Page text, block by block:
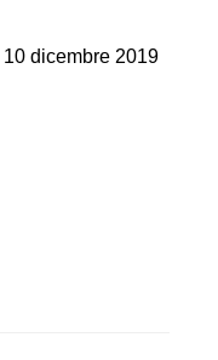
dicembre 2019